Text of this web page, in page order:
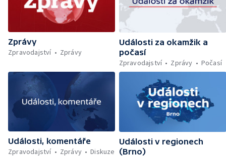
trajektu v Indonésii — Policejní dohled nad
Let It Roll — Byznys kolem rozluček se
svobodou — Den obětí romského
holocaustu — Sucho a nedostatek vody —
Dopravní komplikace v Ostravě —
Rekonstrukce vily Marty po požáru
Zprávy
Zpravodajství
Zprávy
Události za okamžik a
počasí
Zpravodajství
Zprávy Počasí
Události, komentáře
Zpravodajství
Zprávy Diskuze
Události v regionech
(Brno)